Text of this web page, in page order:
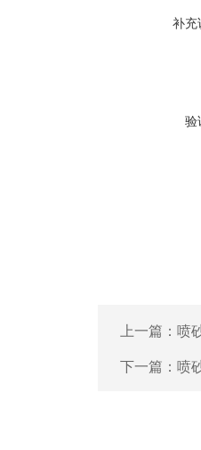
补充
验
上一篇： 喷
下一篇： 喷